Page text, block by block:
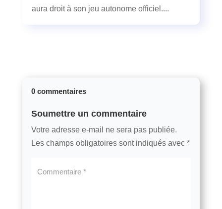
aura droit à son jeu autonome officiel....
0 commentaires
Soumettre un commentaire
Votre adresse e-mail ne sera pas publiée.
Les champs obligatoires sont indiqués avec *